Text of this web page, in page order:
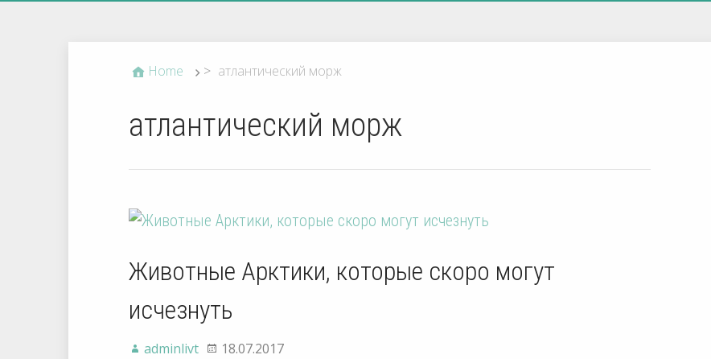
Home > атлантический морж
атлантический морж
Животные Арктики, которые скоро могут
исчезнуть
adminlivt 18.07.2017